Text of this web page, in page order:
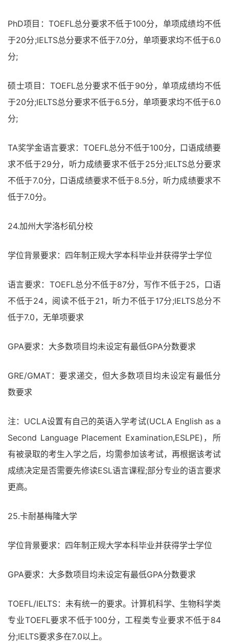
PhD项目：TOEFL总分要求不低于100分，单项成绩均不低
于20分;IELTS总分要求不低于7.0分，单项要求均不低于6.0
分;
硕士项目：TOEFL总分要求不低于90分，单项成绩均不低
于20分;IELTS总分要求不低于6.5分，单项要求均不低于6.0
分;
TA奖学金语言要求：TOEFL总分不低于100分，口语成绩要
求不低于29分，听力成绩要求不低于25分;IELTS总分要求
不低于7.0分，口语成绩要求不低于8.5分，听力成绩要求不
低于7.0分。
24.加州大学洛杉矶分校
学位背景要求：四年制正规大学本科毕业并获得学士学位
语言要求：TOEFL总分不低于87分，写作不低于25，口语
不低于24，阅读不低于21，听力不低于17分;IELTS总分不
低于7.0，无单项要求
GPA要求：大多数项目均未设定有最低GPA分数要求
GRE/GMAT：要求递交，但大多数项目均未设定有最低分
数要求
注：UCLA设置有自己的英语入学考试(UCLA English as a
Second Language Placement Examination,ESLPE)，所
有被录取的考生入学之后，均需参加该考试，再根据该考试
成绩决定是否需要先修读ESL语言课程;部分专业的语言要求
更高。
25.卡耐基梅隆大学
学位背景要求：四年制正规大学本科毕业并获得学士学位
GPA要求：大多数项目均未设定有最低GPA分数要求
TOEFL/IELTS：未有统一的要求。计算机科学、生物科学类
专业TOEFL要求不低于100分，工程类专业要求不低于84
分;IELTS要求多在7.0以上。